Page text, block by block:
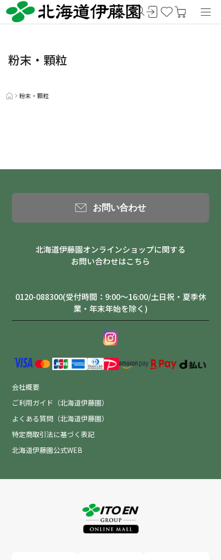
粉末・顆粒
粉末・顆粒
お問い合わせ
北海道伊藤園オンラインショップに関する
お問い合わせはこちら
0120-088300(受付時間：9:00～16:00/土日祝・夏季休
業・年末年始を除く)
会社概要
ご利用ガイド（北海道伊藤園）
よくある質問（北海道伊藤園）
特定商取引法に基づく表記
北海道伊藤園公式WEB